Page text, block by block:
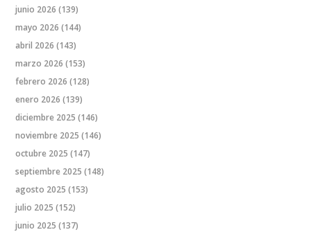
junio 2026 (139)
mayo 2026 (144)
abril 2026 (143)
marzo 2026 (153)
febrero 2026 (128)
enero 2026 (139)
diciembre 2025 (146)
noviembre 2025 (146)
octubre 2025 (147)
septiembre 2025 (148)
agosto 2025 (153)
julio 2025 (152)
junio 2025 (137)